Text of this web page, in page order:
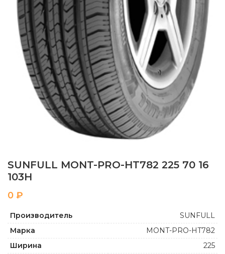
SUNFULL MONT-PRO-HT782 225 70 16
103H
₽
Производитель
SUNFULL
Марка
MONT-PRO-HT782
Ширина
225